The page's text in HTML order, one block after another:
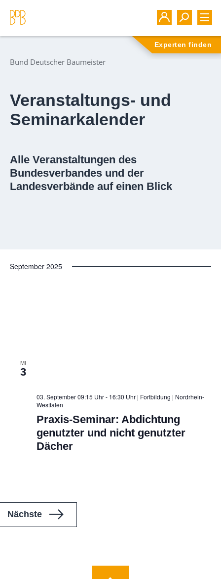
Experten finden
Bund Deutscher Baumeister
Veranstaltungs- und
Seminarkalender
Alle Veranstaltungen des
Bundesverbandes und der
Landesverbände auf einen Blick
September 2025
MI
3
03. September 09:15 Uhr - 16:30 Uhr | Fortbildung | Nordrhein-
Westfalen
Praxis-Seminar: Abdichtung
genutzter und nicht genutzter
Dächer
NächsteVeranstaltungen